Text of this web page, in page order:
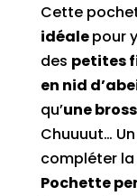
Cette
idéalepour
des petites
en nid
qu’une
Chuuuut…
compléter la
Pochette